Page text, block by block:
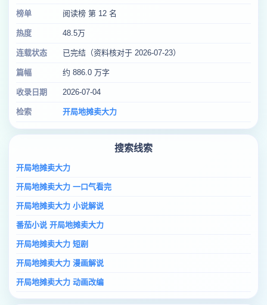
榜单 阅读榜 第 12 名
热度 48.5万
连载状态 已完结（资料核对于 2026-07-23）
篇幅 约 886.0 万字
收录日期 2026-07-04
检索 开局地摊卖大力
搜索线索
开局地摊卖大力
开局地摊卖大力 一口气看完
开局地摊卖大力 小说解说
番茄小说 开局地摊卖大力
开局地摊卖大力 短剧
开局地摊卖大力 漫画解说
开局地摊卖大力 动画改编